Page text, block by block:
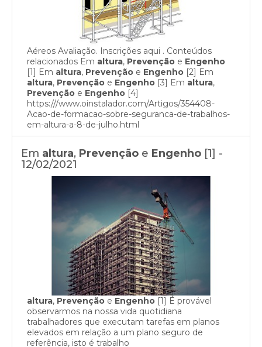
Aéreos Avaliação. Inscrições aqui . Conteúdos
relacionados Em altura, Prevenção e Engenho
[1] Em altura, Prevenção e Engenho [2] Em
altura, Prevenção e Engenho [3] Em altura,
Prevenção e Engenho [4]
https:///www.oinstalador.com/Artigos/354408-
Acao-de-formacao-sobre-seguranca-de-trabalhos-
em-altura-a-8-de-julho.html
Em altura, Prevenção e Engenho [1] -
12/02/2021
altura, Prevenção e Engenho [1] É provável
observarmos na nossa vida quotidiana
trabalhadores que executam tarefas em planos
elevados em relação a um plano seguro de
referência, isto é trabalho